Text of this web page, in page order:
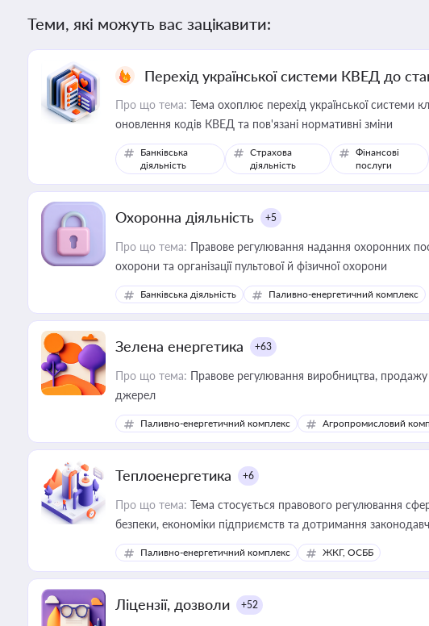
Теми, які можуть вас зацікавити:
Перехід української системи КВЕД до
Про що тема: Тема охоплює перехід української системи
оновлення кодів КВЕД та пов'язані нормативні зміни
Банківська
діяльність
Страхова
діяльність
Фінансові
послуги
Охоронна діяльність +5
Про що тема: Правове регулювання надання охоронних
охорони та організації пультової й фізичної охорони
Банківська діяльність Паливно-енергетичний комплекс
Зелена енергетика +63
Про що тема: Правове регулювання виробництва, продажу
джерел
Паливно-енергетичний комплекс Агропромисловий
Теплоенергетика +6
Про що тема: Тема стосується правового регулювання
безпеки, економіки підприємств та дотримання
Паливно-енергетичний комплекс ЖКГ, ОСББ
Ліцензії, дозволи +52